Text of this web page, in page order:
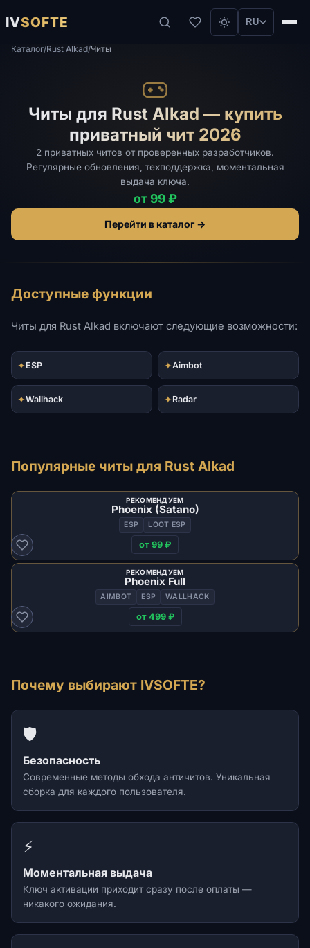
IVSOFTE RU
Каталог/Rust Alkad/Читы
Читы для Rust Alkad — купить
приватный чит 2026
2 приватных читов от проверенных разработчиков.
Регулярные обновления, техподдержка, моментальная
выдача ключа.
от 99 ₽
Перейти в каталог →
Доступные функции
Читы для Rust Alkad включают следующие возможности:
✦ ESP ✦Aimbot
✦Wallhack ✦ Radar
Популярные читы для Rust Alkad
РЕКОМЕНДУЕМ
Phoenix (Satano)
ESP LOOT ESP
от 99 ₽
РЕКОМЕНДУЕМ
Phoenix Full
AIMBOT ESP WALLHACK
от 499 ₽
Почему выбирают IVSOFTE?
🛡️
Безопасность
Современные методы обхода античитов. Уникальная
сборка для каждого пользователя.
⚡
Моментальная выдача
Ключ активации приходит сразу после оплаты —
никакого ожидания.